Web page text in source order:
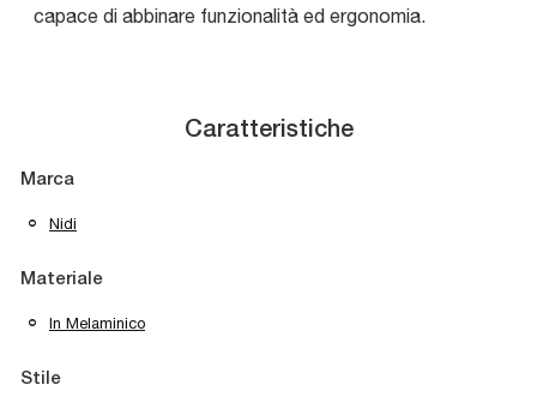
capace di abbinare funzionalità ed ergonomia.
Caratteristiche
Marca
Nidi
Materiale
In Melaminico
Stile